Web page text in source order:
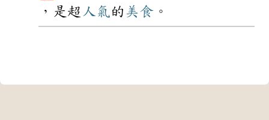
，是超 人氣 的 美食 。